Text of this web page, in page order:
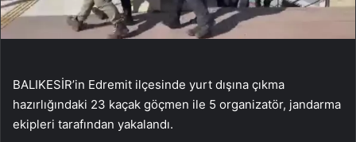
BALIKESİR’in Edremit ilçesinde yurt dışına çıkma
hazırlığındaki 23 kaçak göçmen ile 5 organizatör, jandarma
ekipleri tarafından yakalandı.